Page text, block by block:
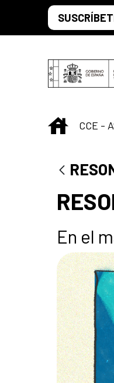
Skip to Main Content
INICIO
CCE -
En el